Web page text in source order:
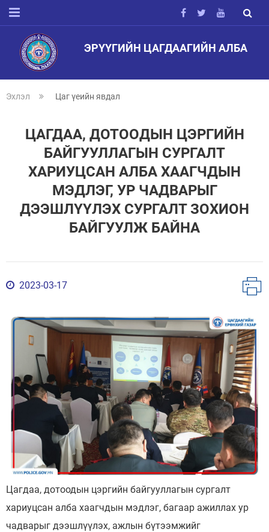
ЭРҮҮГИЙН ЦАГДААГИЙН АЛБА
Эхлэл Цаг үеийн явдал
ЦАГДАА, ДОТООДЫН ЦЭРГИЙН
БАЙГУУЛЛАГЫН СУРГАЛТ
ХАРИУЦСАН АЛБА ХААГЧДЫН
МЭДЛЭГ, УР ЧАДВАРЫГ
ДЭЭШЛҮҮЛЭХ СУРГАЛТ ЗОХИОН
БАЙГУУЛЖ БАЙНА
2023-03-17
Цагдаа, дотоодын цэргийн байгууллагын сургалт
хариуцсан алба хаагчдын мэдлэг, багаар ажиллах ур
чадварыг дээшлүүлэх, ажлын бүтээмжийг